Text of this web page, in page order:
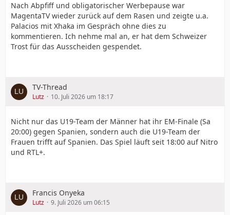
Nach Abpfiff und obligatorischer Werbepause war
MagentaTV wieder zurück auf dem Rasen und zeigte u.a.
Palacios mit Xhaka im Gespräch ohne dies zu
kommentieren. Ich nehme mal an, er hat dem Schweizer
Trost für das Ausscheiden gespendet.
TV-Thread
Lutz 10. Juli 2026 um 18:17
Nicht nur das U19-Team der Männer hat ihr EM-Finale (Sa
20:00) gegen Spanien, sondern auch die U19-Team der
Frauen trifft auf Spanien. Das Spiel läuft seit 18:00 auf Nitro
und RTL+.
Francis Onyeka
Lutz 9. Juli 2026 um 06:15